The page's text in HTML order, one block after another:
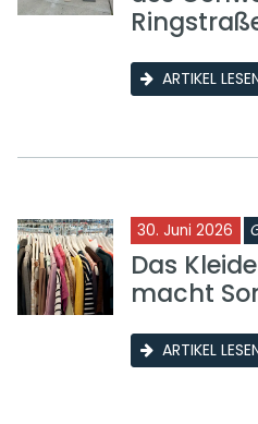
ARTIKEL
30. Juni 2026
Das
macht
ARTIKEL